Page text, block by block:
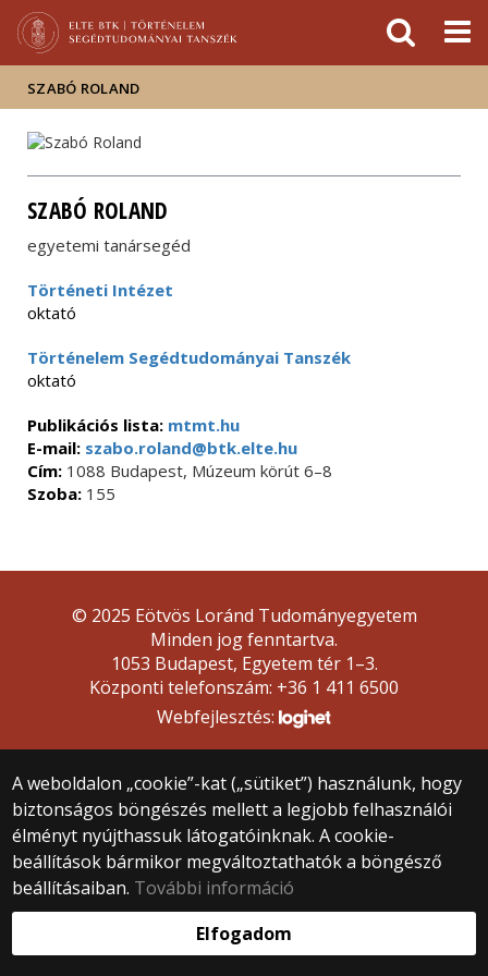
Események
ELTE a
sajtóban
SZABÓ ROLAND
SZABÓ ROLAND
egyetemi tanársegéd
Történeti Intézet
oktató
Történelem Segédtudományai Tanszék
oktató
Publikációs lista: mtmt.hu
E-mail: szabo.roland@btk.elte.hu
Cím: 1088 Budapest, Múzeum körút 6–8
Szoba: 155
A weboldalon „cookie”-kat („sütiket”) használunk, hogy
biztonságos böngészés mellett a legjobb felhasználói
élményt nyújthassuk látogatóinknak. A cookie-
beállítások bármikor megváltoztathatók a böngésző
beállításaiban. További információ
Elfogadom
© 2025 Eötvös Loránd Tudományegyetem
Minden jog fenntartva.
1053 Budapest, Egyetem tér 1–3.
Központi telefonszám: +36 1 411 6500
Webfejlesztés: